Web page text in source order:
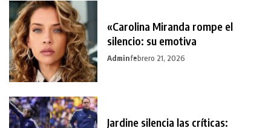
«Carolina Miranda rompe el
silencio: su emotiva
Adminfebrero 21, 2026
Jardine silencia las críticas: